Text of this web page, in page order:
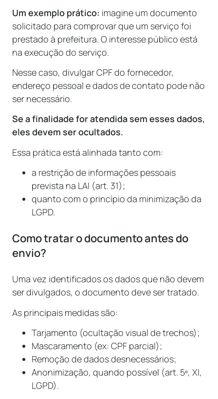
Um exemplo prático: imagine um documento
solicitado para comprovar que um serviço foi
prestado à prefeitura. O interesse público está
na execução do serviço.
Nesse caso, divulgar CPF do fornecedor,
endereço pessoal e dados de contato pode não
ser necessário.
Se a finalidade for atendida sem esses dados,
eles devem ser ocultados.
Essa prática está alinhada tanto com:
a restrição de informações pessoais
prevista na LAI (art. 31);
quanto com o princípio da minimização da
LGPD.
Como tratar o documento antes do
envio?
Uma vez identificados os dados que não devem
ser divulgados, o documento deve ser tratado.
As principais medidas são:
Tarjamento (ocultação visual de trechos);
Mascaramento (ex: CPF parcial);
Remoção de dados desnecessários;
Anonimização, quando possível (art. 5º, XI,
LGPD).